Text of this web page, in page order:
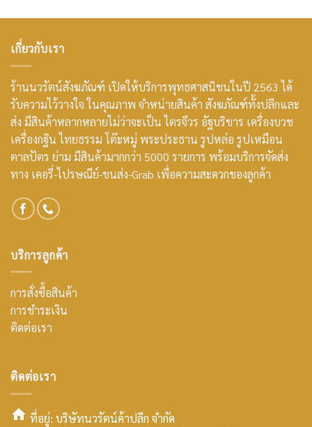
เกี่ยวกับเรา
ร้านนวรัตน์สังฆภัณฑ์ เปิดให้บริการพุทธศาสนิชนในปี 2563 ได้
รับความไว้วางใจ ในคุณภาพ จำหน่ายสินค้า สังฆภัณฑ์ทั้งปลีกและ
ส่ง มีสินค้าหลากหลายไม่ว่าจะเป็น ไตรจีวร อัฐบริขาร เครื่องบวช
เครื่องกฐิน ไทยธรรม โต๊ะหมู่ พระประธาน รูปหล่อ รูปเหมือน
ตาลปัตร ย่าม มีสินค้ามากกว่า 5000 รายการ พร้อมบริการจัดส่ง
ทาง เคอรี่-ไปรษณีย์-ขนส่ง-Grab เพื่อความสะดวกของลูกค้า
บริการลูกค้า
การสั่งซื้อสินค้า
การชำระเงิน
ติดต่อเรา
ติดต่อเรา
ที่อยู่: บริษัทนวรัตน์ค้าปลีก จำกัด